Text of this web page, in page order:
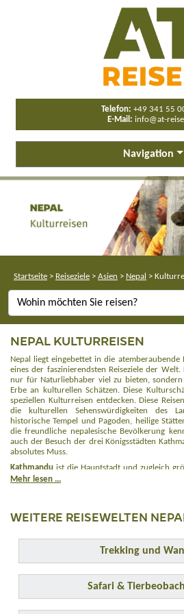
Telefon: +49 341 55
E-Mail: info@at-
Navigation
Startseite > Reiseziele > Asien > Nepal >
NEPAL KULTURREISEN
Nepal liegt eingebettet in die atemberaubende
eines der faszinierendsten Reiseziele der
nur für Naturliebhaber viel zu bieten,
Erbe an kulturellen Schätzen. Diese
speziellen Kulturreisen entdecken. Diese
die kulturellen Sehenswürdigkeiten des
historische Tempel und Pagoden, heilige
die freundliche nepalesische Bevölkerung
auch der Besuch der drei Königsstädten
absolutes Muss.
Kathmandu ist die Hauptstadt und zugleich
auch als das „Herz Nepals“ bezeichnet.
bedeutend, dass er von der UNESCO zum
zu den ältesten religiösen Stätten des Landes
bezeichnet, da er zahlreiche Affen beherbergt.
Einen weiteren Stopp auf Kulturreisen legen
Sie wird auch als „Stadt der Schönheit
trennt Patan von Kathmandu. Wie auch in
in Patan einen Durbar Square mit einem
Mehr lesen ...
WEITERE REISEWELTEN
Trekking und
Safari &